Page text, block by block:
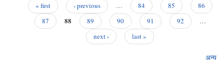
Pages
« first ‹ previous … 84 85
86
87
88 89 90 91 92
…
next ›
last »
अन्य